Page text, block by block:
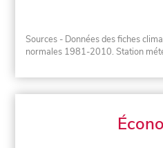
Sources - Données des fiches
normales 1981-2010. Station